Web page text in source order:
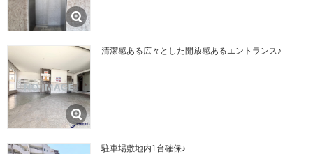
清潔感ある広々とした開放感あるエントランス♪
駐車場敷地内1台確保♪